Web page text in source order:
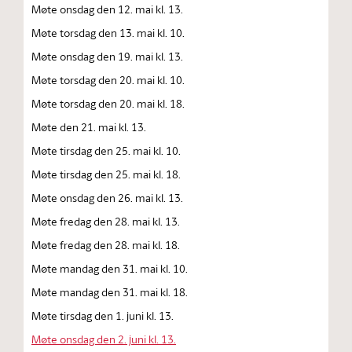
Møte onsdag den 12. mai kl. 13.
Møte torsdag den 13. mai kl. 10.
Møte onsdag den 19. mai kl. 13.
Møte torsdag den 20. mai kl. 10.
Møte torsdag den 20. mai kl. 18.
Møte den 21. mai kl. 13.
Møte tirsdag den 25. mai kl. 10.
Møte tirsdag den 25. mai kl. 18.
Møte onsdag den 26. mai kl. 13.
Møte fredag den 28. mai kl. 13.
Møte fredag den 28. mai kl. 18.
Møte mandag den 31. mai kl. 10.
Møte mandag den 31. mai kl. 18.
Møte tirsdag den 1. juni kl. 13.
Møte onsdag den 2. juni kl. 13.